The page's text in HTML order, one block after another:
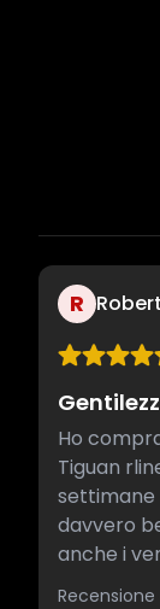
R
Ho
Tiguan
settimane
davvero
anche i